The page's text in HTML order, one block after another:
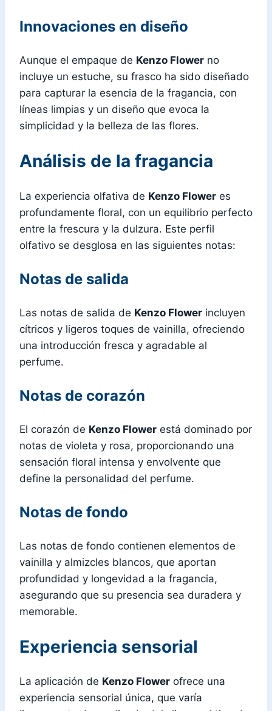
Innovaciones en diseño
Aunque el empaque de Kenzo Flower no
incluye un estuche, su frasco ha sido diseñado
para capturar la esencia de la fragancia, con
líneas limpias y un diseño que evoca la
simplicidad y la belleza de las flores.
Análisis de la fragancia
La experiencia olfativa de Kenzo Flower es
profundamente floral, con un equilibrio perfecto
entre la frescura y la dulzura. Este perfil
olfativo se desglosa en las siguientes notas:
Notas de salida
Las notas de salida de Kenzo Flower incluyen
cítricos y ligeros toques de vainilla, ofreciendo
una introducción fresca y agradable al
perfume.
Notas de corazón
El corazón de Kenzo Flower está dominado por
notas de violeta y rosa, proporcionando una
sensación floral intensa y envolvente que
define la personalidad del perfume.
Notas de fondo
Las notas de fondo contienen elementos de
vainilla y almizcles blancos, que aportan
profundidad y longevidad a la fragancia,
asegurando que su presencia sea duradera y
memorable.
Experiencia sensorial
La aplicación de Kenzo Flower ofrece una
experiencia sensorial única, que varía